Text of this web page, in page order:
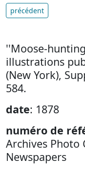
précédent
''Moose-
illustrations
(New York),
584.
date: 1878
numéro de
Archives
Newspapers